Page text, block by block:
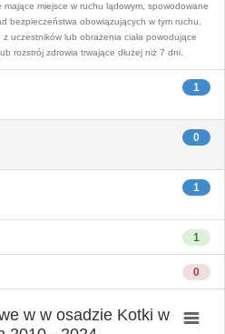
mające miejsce w ruchu lądowym, spowodowane
bezpieczeństwa obowiązujących w tym ruchu,
uczestników lub obrażenia ciała powodujące
rozstrój zdrowia trwające dłużej niż 7 dni.
1
0
1
1
0
w w osadzie Kotki w